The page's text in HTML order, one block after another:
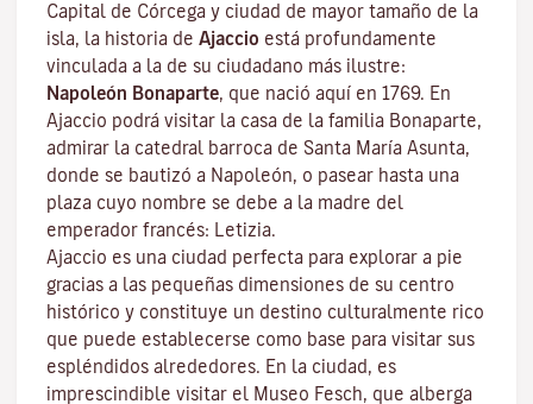
Capital de Córcega y ciudad de mayor tamaño de la
isla, la historia de Ajaccio está profundamente
vinculada a la de su ciudadano más ilustre:
Napoleón Bonaparte, que nació aquí en 1769. En
Ajaccio podrá visitar la casa de la familia Bonaparte,
admirar la catedral barroca de Santa María Asunta,
donde se bautizó a Napoleón, o pasear hasta una
plaza cuyo nombre se debe a la madre del
emperador francés: Letizia.
Ajaccio es una ciudad perfecta para explorar a pie
gracias a las pequeñas dimensiones de su centro
histórico y constituye un destino culturalmente rico
que puede establecerse como base para visitar sus
espléndidos alrededores. En la ciudad, es
imprescindible visitar el Museo Fesch, que alberga